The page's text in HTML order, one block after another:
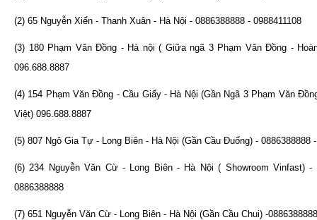
(2) 65 Nguyễn Xiển - Thanh Xuân - Hà Nội - 0886388888 - 0988411108
(3) 180 Phạm Văn Đồng - Hà nội ( Giữa ngã 3 Phạm Văn Đồng -
096.688.8887
(4) 154 Phạm Văn Đồng - Cầu Giấy - Hà Nội (Gần Ngã 3 Phạm Văn
Việt) 096.688.8887
(5) 807 Ngô Gia Tự - Long Biên - Hà Nội (Gần Cầu Đuống) - 0886388888 -
(6) 234 Nguyễn Văn Cừ - Long Biên - Hà Nội ( Showroom Vinfast) -
0886388888
(7) 651 Nguyễn Văn Cừ - Long Biên - Hà Nội (Gần Cầu Chui) -